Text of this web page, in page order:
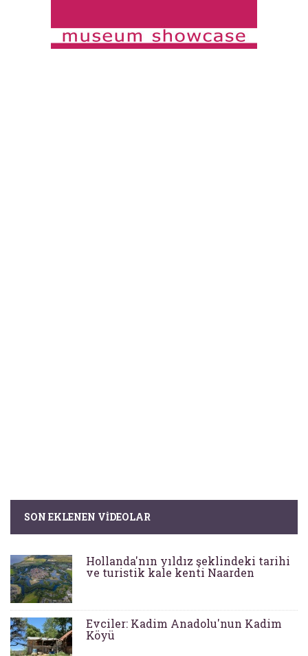
SON EKLENEN VIDEOLAR
Hollanda'nın yıldız şeklindeki tarihi
ve turistik kale kenti Naarden
Evciler: Kadim Anadolu'nun Kadim
Köyü